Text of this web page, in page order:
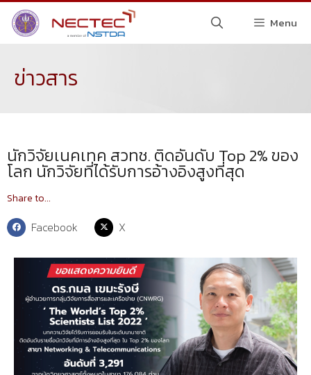
Menu
ข่าวสาร
นักวิจัยเนคเทค สวทช. ติดอันดับ Top 2% ของ
โลก นักวิจัยที่ได้รับการอ้างอิงสูงที่สุด
Share to...
Facebook X